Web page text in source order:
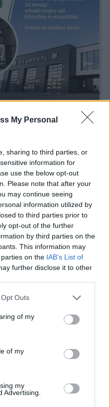
My Personal
sharing to third parties, or
information for
use the below opt-out
Please note that after your
may continue seeing
information utilized by
to third parties prior to
opt-out of the further
by third parties on the
This information may
on the IAB’s List of
further disclose it to other
uses one or more Google
You may click to
and its third-party tags to
purposes in below Google
Outs
of my
of my
my
Advertising.
csak még erősebbé vált a
– Stella